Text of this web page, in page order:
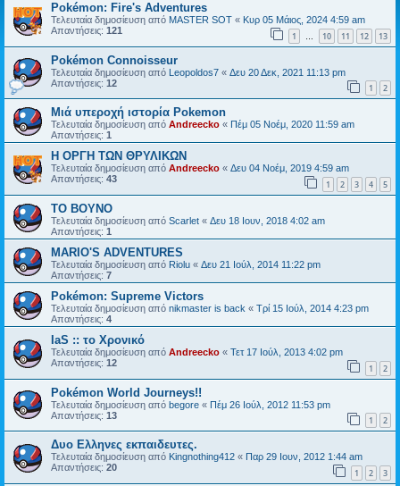
Pokémon: Fire's Adventures
Τελευταία δημοσίευση από MASTER SOT « Κυρ 05 Μάιος, 2024 4:59 am
Απαντήσεις: 121 1 … 10 11 12 13
Pokémon Connoisseur
Τελευταία δημοσίευση από Leopoldos7 « Δευ 20 Δεκ, 2021 11:13 pm
Απαντήσεις: 12 1 2
Μιά υπεροχή ιστορία Pokemon
Τελευταία δημοσίευση από Andreecko « Πέμ 05 Νοέμ, 2020 11:59 am
Απαντήσεις: 1
Η ΟΡΓΗ ΤΩΝ ΘΡΥΛΙΚΩΝ
Τελευταία δημοσίευση από Andreecko « Δευ 04 Νοέμ, 2019 4:59 am
Απαντήσεις: 43 1 2 3 4 5
ΤΟ ΒΟΥΝΟ
Τελευταία δημοσίευση από Scarlet « Δευ 18 Ιουν, 2018 4:02 am
Απαντήσεις: 1
MARIO'S ADVENTURES
Τελευταία δημοσίευση από Riolu « Δευ 21 Ιούλ, 2014 11:22 pm
Απαντήσεις: 7
Pokémon: Supreme Victors
Τελευταία δημοσίευση από nikmaster is back « Τρί 15 Ιούλ, 2014 4:23 pm
Απαντήσεις: 4
IaS :: το Χρονικό
Τελευταία δημοσίευση από Andreecko « Τετ 17 Ιούλ, 2013 4:02 pm
Απαντήσεις: 12 1 2
Pokémon World Journeys!!
Τελευταία δημοσίευση από begore « Πέμ 26 Ιούλ, 2012 11:53 pm
Απαντήσεις: 13 1 2
Δυο Ελληνες εκπαιδευτες.
Τελευταία δημοσίευση από Kingnothing412 « Παρ 29 Ιουν, 2012 1:44 am
Απαντήσεις: 20 1 2 3